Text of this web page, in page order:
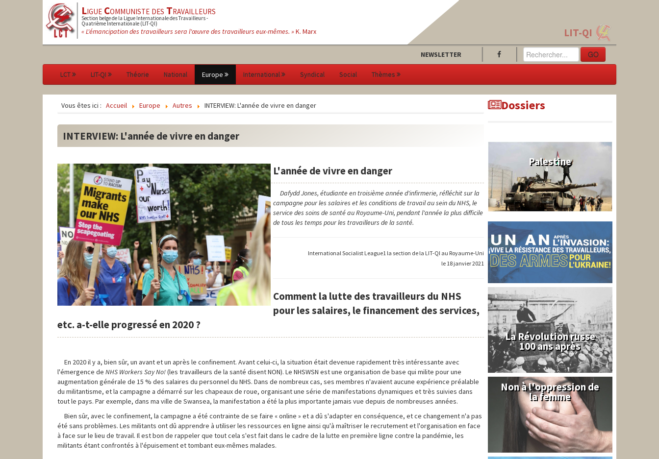
LigueCommuniste des Travailleurs
Section belge de la Ligue Internationale des Travailleurs -
Quatrième Internationale (LIT-QI)
« L'émancipation des travailleurs sera l'œuvre des travailleurs eux-mêmes. »K. Marx LIT-QI
NEWSLETTER GO
LCT LIT-QI Théorie National Europe International Syndical Social Thèmes
Vous êtes ici : Accueil Europe Autres INTERVIEW: L'année de vivre en danger
INTERVIEW: L'année de vivre en danger
L'année de vivre en danger
Dafydd Jones, étudiante en troisième année d'infirmerie, réfléchit sur la
campagne pour les salaires et les conditions de travail au sein du NHS, le
service des soins de santé au Royaume-Uni, pendant l'année la plus difficile
de tous les temps pour les travailleurs de la santé.
International Socialist League1 la section de la LIT-QI au Royaume-Uni
le 18 janvier 2021
Comment la lutte des travailleurs du NHS
pour les salaires, le financement des services,
etc. a-t-elle progressé en 2020 ?
En 2020 il y a, bien sûr, un avant et un après le confinement. Avant celui-ci, la situation était devenue rapidement très intéressante avec
l'émergence de NHS Workers Say No!(les travailleurs de la santé disent NON). Le NHSWSN est une organisation de base qui milite pour une
augmentation générale de 15 % des salaires du personnel du NHS. Dans de nombreux cas, ses membres n'avaient aucune expérience préalable
du militantisme, et la campagne a démarré sur les chapeaux de roue, organisant une série de manifestations dynamiques et très suivies dans
tout le pays. Par exemple, dans ma ville de Swansea, la manifestation a été la plus importante jamais vue depuis de nombreuses années.
Bien sûr, avec le confinement, la campagne a été contrainte de se faire « online » et a dû s'adapter en conséquence, et ce changement n'a pas
été sans problèmes. Les militants ont dû apprendre à utiliser les ressources en ligne ainsi qu'à maîtriser le recrutement et l'organisation en face
à face sur le lieu de travail. Il est bon de rappeler que tout cela s'est fait dans le cadre de la lutte en première ligne contre la pandémie, les
militants étant confrontés à l'épuisement et tombant eux-mêmes malades.
Dossiers
Palestine
La Révolution russe
100 ans après
Syrie
Non à l'oppression de
la femme